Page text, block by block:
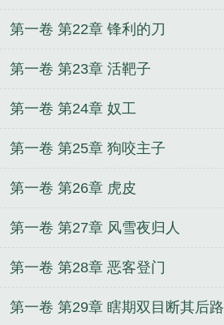
第一卷 第22章 锋利的刀
第一卷 第23章 活靶子
第一卷 第24章 奴工
第一卷 第25章 狗咬主子
第一卷 第26章 虎皮
第一卷 第27章 风雪夜归人
第一卷 第28章 恶客登门
第一卷 第29章 瞎期双目断其后路